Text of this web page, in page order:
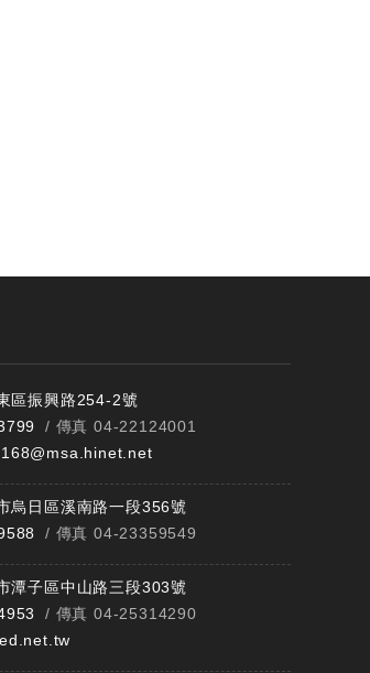
區振興路254-2號
/ 傳真 04-22124001
烏日區溪南路一段356號
/ 傳真 04-23359549
潭子區中山路三段303號
/ 傳真 04-25314290